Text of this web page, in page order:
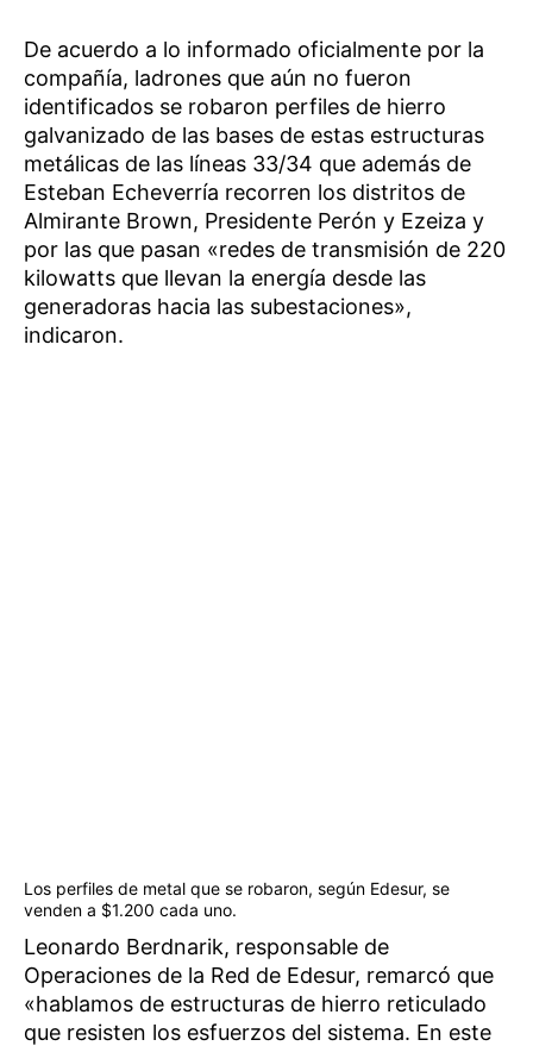
De acuerdo a lo informado oficialmente por la
compañía, ladrones que aún no fueron
identificados se robaron perfiles de hierro
galvanizado de las bases de estas estructuras
metálicas de las líneas 33/34 que además de
Esteban Echeverría recorren los distritos de
Almirante Brown, Presidente Perón y Ezeiza y
por las que pasan «redes de transmisión de 220
kilowatts que llevan la energía desde las
generadoras hacia las subestaciones»,
indicaron.
Los perfiles de metal que se robaron, según Edesur, se
venden a $1.200 cada uno.
Leonardo Berdnarik, responsable de
Operaciones de la Red de Edesur, remarcó que
«hablamos de estructuras de hierro reticulado
que resisten los esfuerzos del sistema. En este